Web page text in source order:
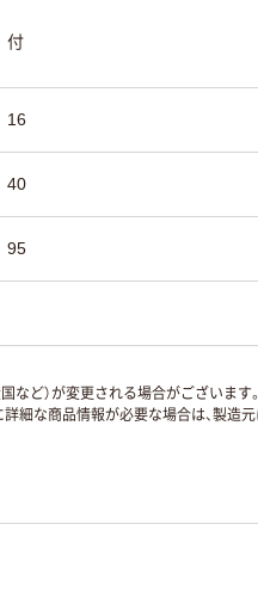
付
16
40
95
など）が変更される場合がございます
な商品情報が必要な場合は、製造元